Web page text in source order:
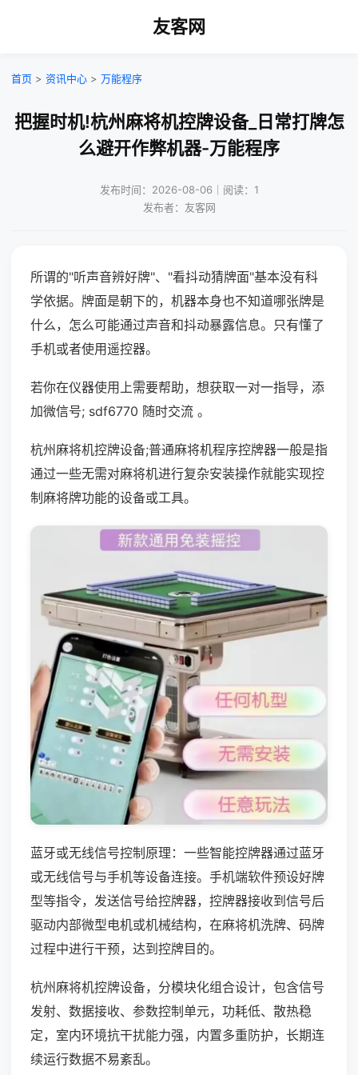
友客网
首页 > 资讯中心 > 万能程序
把握时机!杭州麻将机控牌设备_日常打牌怎
么避开作弊机器-万能程序
发布时间：2026-08-06｜阅读：1
发布者：友客网
所谓的"听声音辨好牌"、"看抖动猜牌面"基本没有科
学依据。牌面是朝下的，机器本身也不知道哪张牌是
什么，怎么可能通过声音和抖动暴露信息。只有懂了
手机或者使用遥控器。
若你在仪器使用上需要帮助，想获取一对一指导，添
加微信号; sdf6770 随时交流 。
杭州麻将机控牌设备;普通麻将机程序控牌器一般是指
通过一些无需对麻将机进行复杂安装操作就能实现控
制麻将牌功能的设备或工具。
蓝牙或无线信号控制原理：一些智能控牌器通过蓝牙
或无线信号与手机等设备连接。手机端软件预设好牌
型等指令，发送信号给控牌器，控牌器接收到信号后
驱动内部微型电机或机械结构，在麻将机洗牌、码牌
过程中进行干预，达到控牌目的。
杭州麻将机控牌设备，分模块化组合设计，包含信号
发射、数据接收、参数控制单元，功耗低、散热稳
定，室内环境抗干扰能力强，内置多重防护，长期连
续运行数据不易紊乱。